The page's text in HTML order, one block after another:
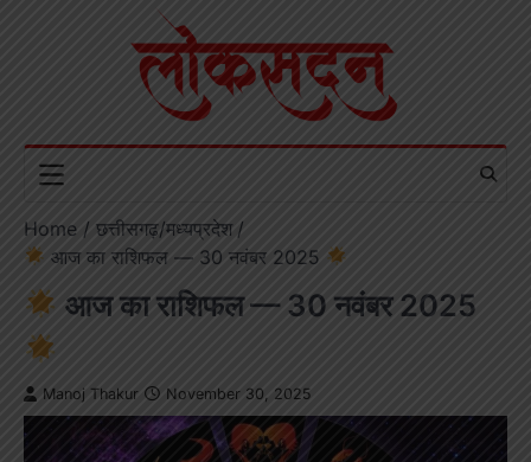
Home
छत्तीसगढ़/मध्यप्रदेश
आज का राशिफल — 30 नवंबर 2025
आज का राशिफल — 30 नवंबर 2025
Manoj Thakur November 30, 2025